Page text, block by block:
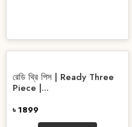
রেডি থ্রি পিস | Ready Three
Piece |...
৳ 1899